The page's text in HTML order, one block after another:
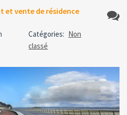
et vente de résidence
Catégories: Non
classé